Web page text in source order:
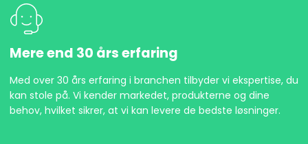
Mere end 30 års erfaring
Med over 30 års erfaring i branchen tilbyder vi ekspertise, du
kan stole på. Vi kender markedet, produkterne og dine
behov, hvilket sikrer, at vi kan levere de bedste løsninger.